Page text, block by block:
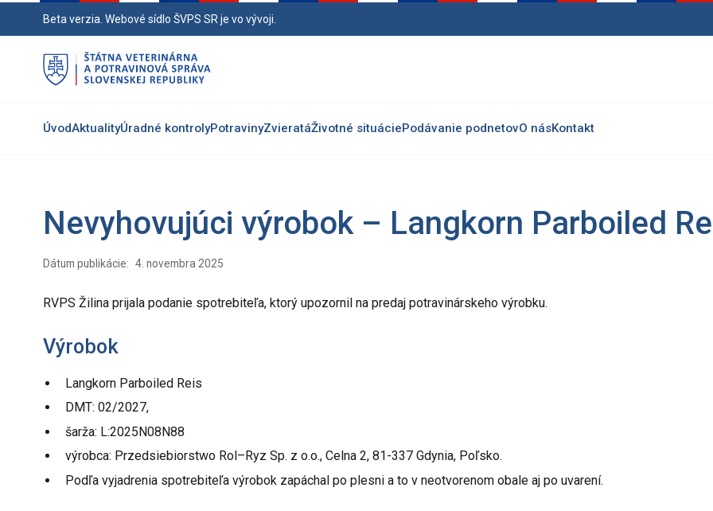
Beta verzia. Webové sídlo ŠVPS SR je vo vývoji.
ÚvodAktualityÚradné kontrolyPotravinyZvieratáŽivotné situáciePodávanie podnetovO násKontakt
Nevyhovujúci výrobok – Langkorn Parboiled
Dátum publikácie: 4. novembra 2025
RVPS Žilina prijala podanie spotrebiteľa, ktorý upozornil na predaj potravinárskeho výrobku.
Výrobok
Langkorn Parboiled Reis
DMT: 02/2027,
šarža: L:2025N08N88
výrobca: Przedsiebiorstwo Rol–Ryz Sp. z o.o., Celna 2, 81-337 Gdynia, Poľsko.
Podľa vyjadrenia spotrebiteľa výrobok zapáchal po plesni a to v neotvorenom obale aj po uvarení.